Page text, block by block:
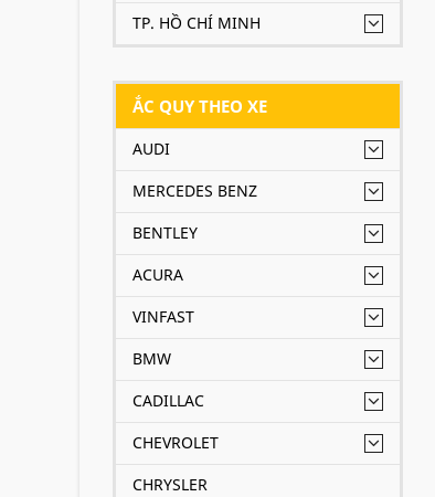
TP. HỒ CHÍ MINH
ẮC QUY THEO XE
AUDI
MERCEDES BENZ
BENTLEY
ACURA
VINFAST
BMW
CADILLAC
CHEVROLET
CHRYSLER